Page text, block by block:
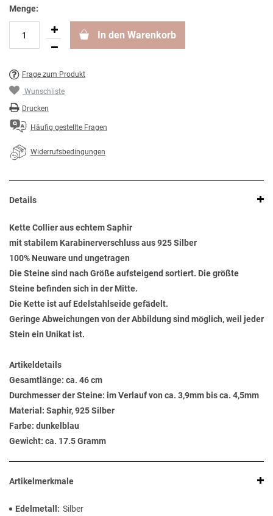
Menge:
In den Warenkorb
Frage zum Produkt
Wunschliste
Drucken
Häufig gestellte Fragen
Widerrufsbedingungen
Details
Kette Collier aus echtem Saphir
mit stabilem Karabinerverschluss aus 925 Silber
100% Neuware und ungetragen
Die Steine sind nach Größe aufsteigend sortiert. Die größte
Steine befinden sich in der Mitte.
Die Kette ist auf Edelstahlseide gefädelt.
Geringe Abweichungen von der Abbildung sind möglich, weil jeder
Stein ein Unikat ist.
Artikeldetails
Gesamtlänge: ca. 46 cm
Durchmesser der Steine: im Verlauf von ca. 3,9mm bis ca. 4,5mm
Material: Saphir, 925 Silber
Farbe: dunkelblau
Gewicht: ca. 17.5 Gramm
Artikelmerkmale
Edelmetall Silber